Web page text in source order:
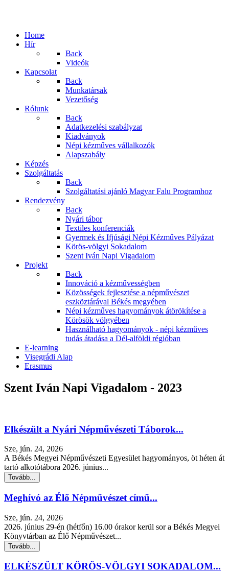
Home
Hír
Back
Videók
Kapcsolat
Back
Munkatársak
Vezetőség
Rólunk
Back
Adatkezelési szabályzat
Kiadványok
Népi kézműves vállalkozók
Alapszabály
Képzés
Szolgáltatás
Back
Szolgáltatási ajánló Magyar Falu Programhoz
Rendezvény
Back
Nyári tábor
Textiles konferenciák
Gyermek és Ifjúsági Népi Kézműves Pályázat
Körös-völgyi Sokadalom
Szent Iván Napi Vigadalom
Projekt
Back
Innováció a kézművességben
Közösségek fejlesztése a népművészet
eszköztárával Békés megyében
Népi kézműves hagyományok átörökítése a
Körösök völgyében
Használható hagyományok - népi kézműves
tudás átadása a Dél-alföldi régióban
E-learning
Visegrádi Alap
Erasmus
Szent Iván Napi Vigadalom - 2023
Elkészült a Nyári Népművészeti Táborok...
Sze, jún. 24, 2026
A Békés Megyei Népművészeti Egyesület hagyományos, öt héten át
tartó alkotótábora 2026. június...
Tovább...
Meghívó az Élő Népművészet című...
Sze, jún. 24, 2026
2026. június 29-én (hétfőn) 16.00 órakor kerül sor a Békés Megyei
Könyvtárban az Élő Népművészet...
Tovább...
ELKÉSZÜLT KÖRÖS-VÖLGYI SOKADALOM...